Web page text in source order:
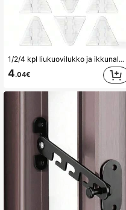
1/2/4 kpl liukuovilukko ja ikkunalukko – liukuvan lasioven kotiturvalukko, kaapin oven turvalukko, sisäänpäin aukeavan oven salpa ja stoppitanko
4.04€